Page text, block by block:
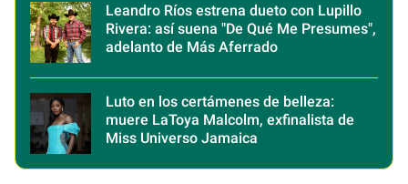
Leandro Ríos estrena dueto con Lupillo
Rivera: así suena "De Qué Me Presumes",
adelanto de Más Aferrado
Luto en los certámenes de belleza:
muere LaToya Malcolm, exfinalista de
Miss Universo Jamaica